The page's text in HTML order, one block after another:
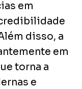
em
disso, a
em
torna a
e